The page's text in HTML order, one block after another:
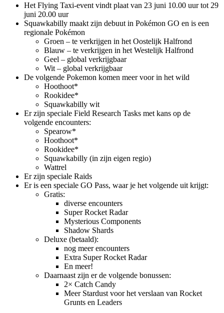
Het Flying Taxi-event vindt plaat van 23 juni 10.00 uur tot 29
juni 20.00 uur
Squawkabilly maakt zijn debuut in Pokémon GO en is een
regionale Pokémon
Groen – te verkrijgen in het Oostelijk Halfrond
Blauw – te verkrijgen in het Westelijk Halfrond
Geel – global verkrijgbaar
Wit – global verkrijgbaar
De volgende Pokemon komen meer voor in het wild
Hoothoot*
Rookidee*
Squawkabilly wit
Er zijn speciale Field Research Tasks met kans op de
volgende encounters:
Spearow*
Hoothoot*
Rookidee*
Squawkabilly (in zijn eigen regio)
Wattrel
Er zijn speciale Raids
Er is een speciale GO Pass, waar je het volgende uit krijgt:
Gratis:
diverse encounters
Super Rocket Radar
Mysterious Components
Shadow Shards
Deluxe (betaald):
nog meer encounters
Extra Super Rocket Radar
En meer!
Daarnaast zijn er de volgende bonussen:
2× Catch Candy
Meer Stardust voor het verslaan van Rocket
Grunts en Leaders